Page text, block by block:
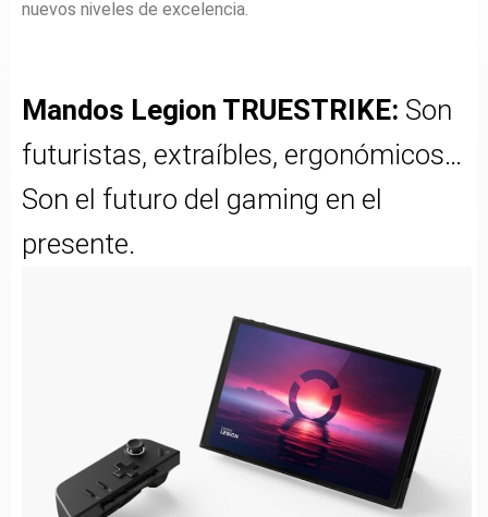
nuevos niveles de excelencia.
Mandos Legion TRUESTRIKE: Son
futuristas, extraíbles, ergonómicos…
Son el futuro del gaming en el
presente.